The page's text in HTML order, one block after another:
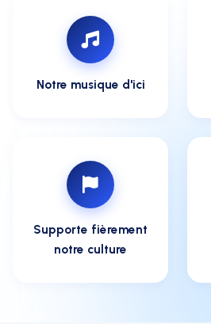
Notre musique d'ici
Supporte fièrement
notre culture